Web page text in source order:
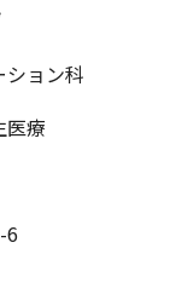
ョン科
医療
6